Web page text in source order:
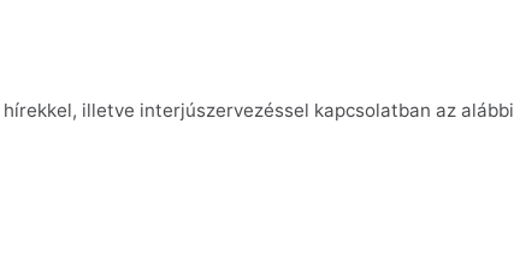
illetve interjúszervezéssel kapcsolatban az alábbi